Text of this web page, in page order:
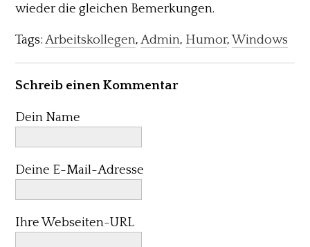
wieder die gleichen Bemerkungen.
Tags:Arbeitskollegen,Admin, Humor,Windows
Schreib einen Kommentar
Dein Name
Deine E-Mail-Adresse
Ihre Webseiten-URL